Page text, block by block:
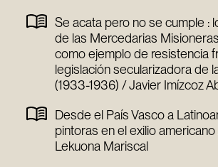
Se acata pero no se cumple :
de las Mercedarias
como ejemplo de resistencia
legislación secularizadora de
(1933-1936) / Javier Imízcoz
Desde el País Vasco a
pintoras en el exilio americano
Lekuona Mariscal